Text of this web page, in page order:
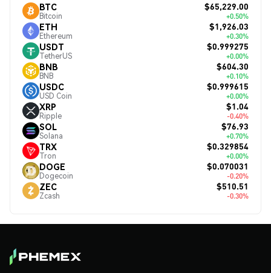
BTC
Bitcoin
$65,229.00
+0.50%
ETH
Ethereum
$1,926.03
+0.30%
USDT
TetherUS
$0.999275
+0.00%
BNB
BNB
$604.30
+0.10%
USDC
USD Coin
$0.999615
+0.00%
XRP
Ripple
$1.04
-0.40%
SOL
Solana
$76.93
+0.70%
TRX
Tron
$0.329854
+0.00%
DOGE
Dogecoin
$0.070031
-0.20%
ZEC
Zcash
$510.51
-0.30%